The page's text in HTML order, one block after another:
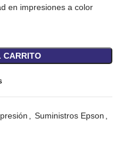
en impresiones a color
CARRITO
, Suministros Epson ,